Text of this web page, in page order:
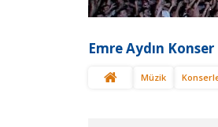
Emre Aydın
Müzik